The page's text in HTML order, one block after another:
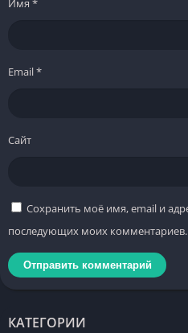
Email*
Сайт
Сохранить моё имя, email и
последующих моих комментариев.
КАТЕГОРИИ